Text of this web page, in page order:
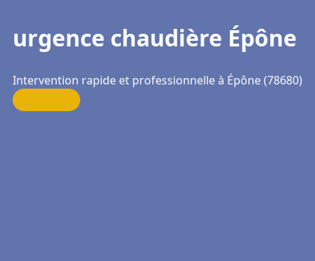
urgence chaudière Épône
Intervention rapide et professionnelle à Épône (78680)